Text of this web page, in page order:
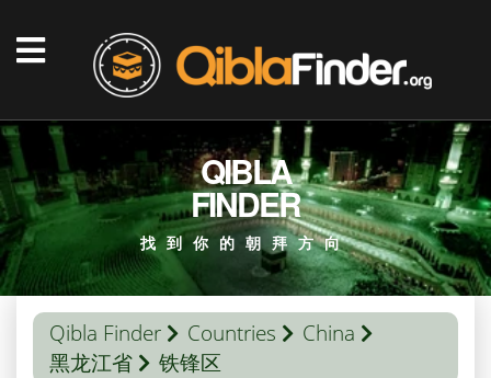
QIBLA
FINDER
找到你的朝拜方向
Qibla Finder Countries
China
黑龙江省
铁锋区